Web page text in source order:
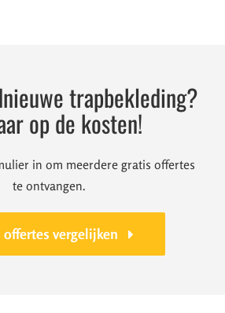
trapbekleding?
op de kosten!
in om meerdere gratis offertes
te ontvangen.
offertes vergelijken